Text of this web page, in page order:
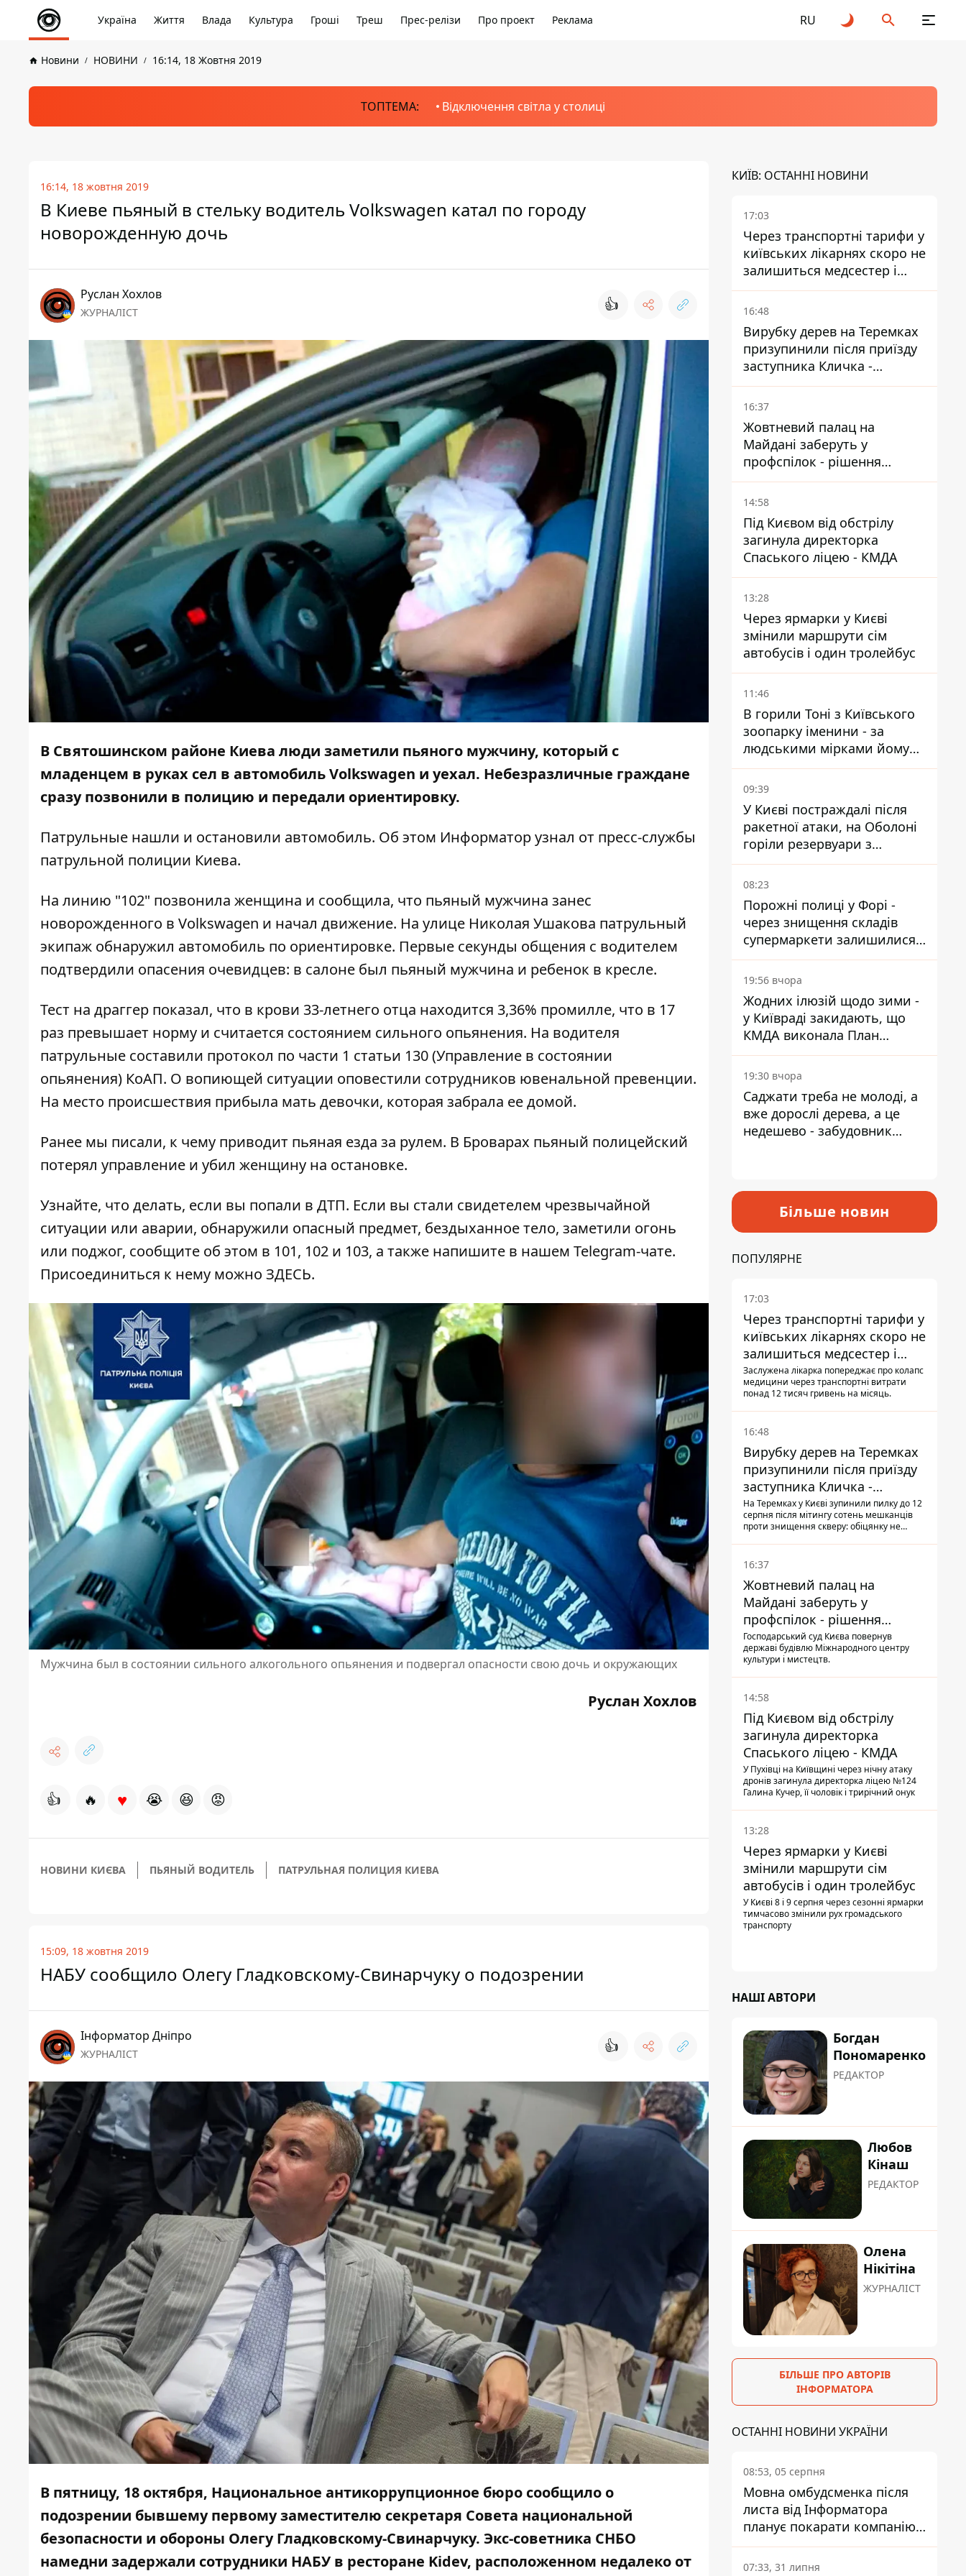
Україна Життя Влада Культура Гроші Треш Прес-релізи Про проект Реклама RU
Новини НОВИНИ 16:14, 18 Жовтня 2019
ТОПТЕМА: Відключення світла у столиці
16:14, 18 жовтня 2019
В Киеве пьяный в стельку водитель Volkswagen катал по городу
новорожденную дочь
Руслан Хохлов
ЖУРНАЛІСТ 👍
В Святошинском районе Киева люди заметили пьяного мужчину, который с
младенцем в руках сел в автомобиль Volkswagen и уехал. Небезразличные граждане
сразу позвонили в полицию и передали ориентировку.
Патрульные нашли и остановили автомобиль. Об этом Информаторузнал от пресс-службы
патрульной полиции Киева.
На линию "102" позвонила женщина и сообщила, что пьяный мужчина занес
новорожденного в Volkswagen и начал движение. На улице Николая Ушакова патрульный
экипаж обнаружил автомобиль по ориентировке. Первые секунды общения с водителем
подтвердили опасения очевидцев: в салоне был пьяный мужчина и ребенок в кресле.
Тест на драггер показал, что в крови 33-летнего отца находится 3,36% промилле, что в 17
раз превышает норму и считается состоянием сильного опьянения. На водителя
патрульные составили протокол по части 1 статьи 130 (Управление в состоянии
опьянения) КоАП. О вопиющей ситуации оповестили сотрудников ювенальной превенции.
На место происшествия прибыла мать девочки, которая забрала ее домой.
Ранее мы писали, к чему приводит пьяная езда за рулем. В Броварах пьяный полицейский
потерял управление и убил женщину на остановке.
Узнайте, что делать, если вы попали в ДТП. Если вы стали свидетелем чрезвычайной
ситуации или аварии, обнаружили опасный предмет, бездыханное тело, заметили огонь
или поджог, сообщите об этом в 101, 102 и 103, а также напишите в нашем Telegram-чате.
Присоединиться к нему можно ЗДЕСЬ.
Мужчина был в состоянии сильного алкогольного опьянения и подвергал опасности свою дочь и окружающих
Руслан Хохлов
👍 🔥 ♥ 😭 😆 😡
НОВИНИ КИЄВА ПЬЯНЫЙ ВОДИТЕЛЬ ПАТРУЛЬНАЯ ПОЛИЦИЯ КИЕВА
15:09, 18 жовтня 2019
НАБУ сообщило Олегу Гладковскому-Свинарчуку о подозрении
Інформатор Дніпро
ЖУРНАЛІСТ 👍
В пятницу, 18 октября, Национальное антикоррупционное бюро сообщило о
подозрении бывшему первому заместителю секретаря Совета национальной
безопасности и обороны Олегу Гладковскому-Свинарчуку. Экс-советника СНБО
намедни задержали сотрудники НАБУ в ресторане Kidev, расположенном недалеко от
КИЇВ: ОСТАННІ НОВИНИ
17:03
Через транспортні тарифи у
київських лікарнях скоро не
залишиться медсестер і
санітарок - професор
Голубовська
16:48
Вирубку дерев на Теремках
призупинили після приїзду
заступника Кличка -
почався діалог
16:37
Жовтневий палац на
Майдані заберуть у
профспілок - рішення
Господарського суду
14:58
Під Києвом від обстрілу
загинула директорка
Спаського ліцею - КМДА
13:28
Через ярмарки у Києві
змінили маршрути сім
автобусів і один тролейбус
11:46
В горили Тоні з Київського
зоопарку іменини - за
людськими мірками йому
вже понад 90 років
09:39
У Києві постраждалі після
ракетної атаки, на Оболоні
горіли резервуари з
паливом
08:23
Порожні полиці у Форі -
через знищення складів
супермаркети залишилися
без асортименту
19:56 вчора
Жодних ілюзій щодо зими -
у Київраді закидають, що
КМДА виконала План
стійкості на 20%
19:30 вчора
Саджати треба не молоді, а
вже дорослі дерева, а це
недешево - забудовник
Більше новин
ПОПУЛЯРНЕ
17:03
Через транспортні тарифи у
київських лікарнях скоро не
залишиться медсестер і
санітарок - професор
Голубовська
Заслужена лікарка попереджає про колапс
медицини через транспортні витрати
понад 12 тисяч гривень на місяць.
16:48
Вирубку дерев на Теремках
призупинили після приїзду
заступника Кличка -
почався діалог
На Теремках у Києві зупинили пилку до 12
серпня після мітингу сотень мешканців
проти знищення скверу: обіцянку не
прибув налагодити комунікацію
16:37
Жовтневий палац на
Майдані заберуть у
профспілок - рішення
Господарського суду
Господарський суд Києва повернув
державі будівлю Міжнародного центру
культури і мистецтв.
14:58
Під Києвом від обстрілу
загинула директорка
Спаського ліцею - КМДА
У Пухівці на Київщині через нічну атаку
дронів загинула директорка ліцею №124
Галина Кучер, її чоловік і трирічний онук
13:28
Через ярмарки у Києві
змінили маршрути сім
автобусів і один тролейбус
У Києві 8 і 9 серпня через сезонні ярмарки
тимчасово змінили рух громадського
транспорту
НАШІ АВТОРИ
Богдан
Пономаренко
РЕДАКТОР
Любов
Кінаш
РЕДАКТОР
Олена
Нікітіна
ЖУРНАЛІСТ
БІЛЬШЕ ПРО АВТОРІВ
ІНФОРМАТОРА
ОСТАННІ НОВИНИ УКРАЇНИ
08:53, 05 серпня
Мовна омбудсменка після
листа від Інформатора
планує покарати компанію-
підрядника ПриватБанку
07:33, 31 липня